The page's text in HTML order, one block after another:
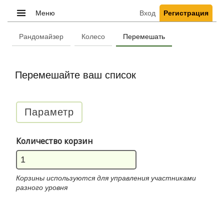
Меню Вход Регистрация
Рандомайзер Колесо Перемешать
Перемешайте ваш список
Параметр
Количество корзин
Корзины используются для управления участниками
разного уровня